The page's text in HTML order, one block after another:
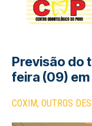
Previsão do
feira (09)
COXIM OUTROS